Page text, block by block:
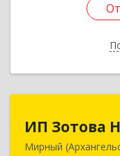
ИП Зотова
Мирный
164170,